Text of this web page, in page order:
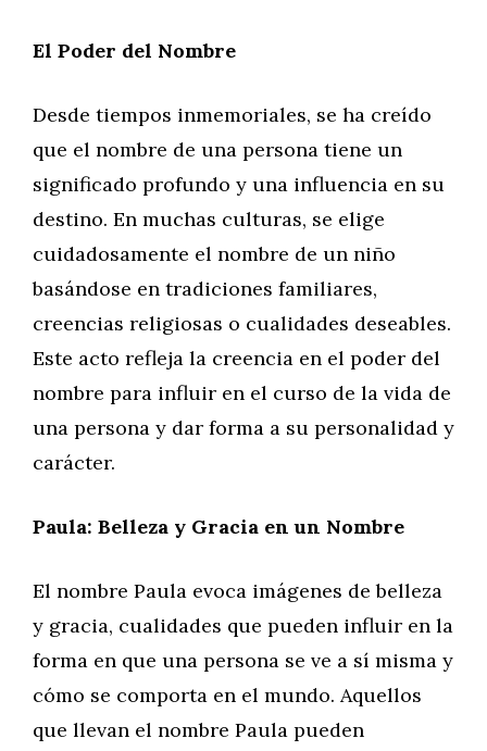
El Poder del Nombre
Desde tiempos inmemoriales, se ha creído
que el nombre de una persona tiene un
significado profundo y una influencia en su
destino. En muchas culturas, se elige
cuidadosamente el nombre de un niño
basándose en tradiciones familiares,
creencias religiosas o cualidades deseables.
Este acto refleja la creencia en el poder del
nombre para influir en el curso de la vida de
una persona y dar forma a su personalidad y
carácter.
Paula: Belleza y Gracia en un Nombre
El nombre Paula evoca imágenes de belleza
y gracia, cualidades que pueden influir en la
forma en que una persona se ve a sí misma y
cómo se comporta en el mundo. Aquellos
que llevan el nombre Paula pueden